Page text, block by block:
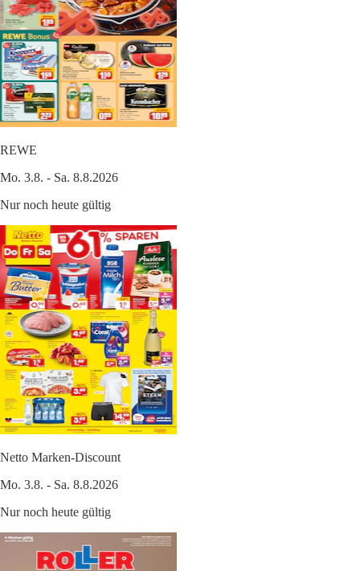
REWE
Mo. 3.8. - Sa. 8.8.2026
Nur noch heute gültig
Netto Marken-Discount
Mo. 3.8. - Sa. 8.8.2026
Nur noch heute gültig